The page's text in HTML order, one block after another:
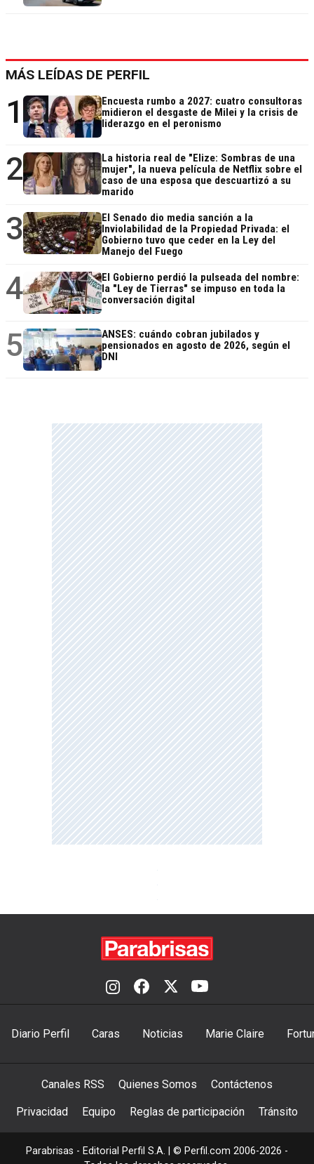
MÁS LEÍDAS DE PERFIL
1
Encuesta rumbo a 2027: cuatro consultoras
midieron el desgaste de Milei y la crisis de
liderazgo en el peronismo
2
La historia real de "Elize: Sombras de una
mujer", la nueva película de Netflix sobre el
caso de una esposa que descuartizó a su
marido
3
El Senado dio media sanción a la
Inviolabilidad de la Propiedad Privada: el
Gobierno tuvo que ceder en la Ley del
Manejo del Fuego
4
El Gobierno perdió la pulseada del nombre:
la "Ley de Tierras" se impuso en toda la
conversación digital
5
ANSES: cuándo cobran jubilados y
pensionados en agosto de 2026, según el
DNI
Diario Perfil Caras Noticias Marie Claire
Canales RSS Quienes Somos Contáctenos
Privacidad Equipo Reglas de participación Tránsito
Parabrisas - Editorial Perfil S.A. | © Perfil.com 2006-2026 -